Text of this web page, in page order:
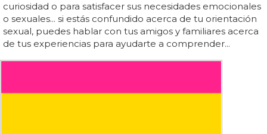
curiosidad o para satisfacer sus necesidades emocionales
o sexuales... si estás confundido acerca de tu orientación
sexual, puedes hablar con tus amigos y familiares acerca
de tus experiencias para ayudarte a comprender...